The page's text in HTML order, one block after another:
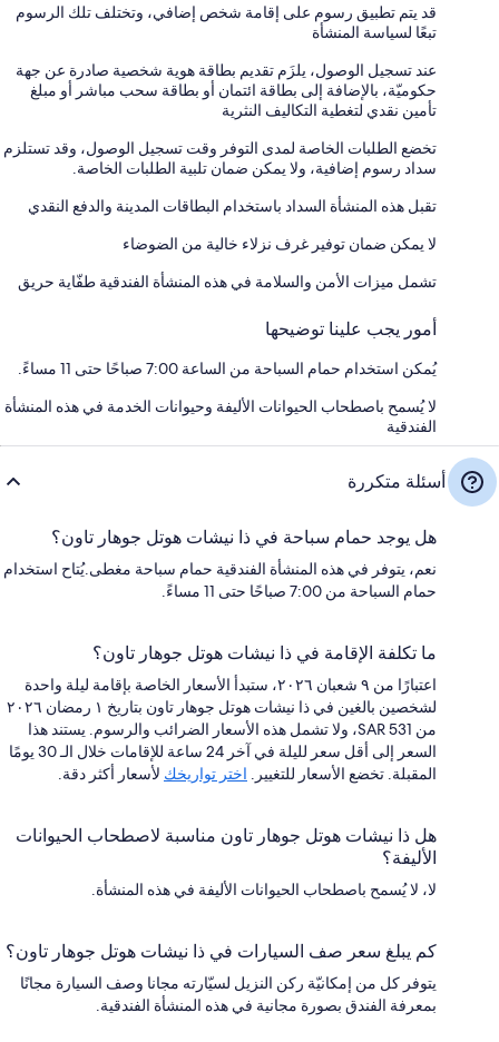
قد يتم تطبيق رسوم على إقامة شخص إضافي، وتختلف تلك الرسوم
تبعًا لسياسة المنشأة
عند تسجيل الوصول، يلزَم تقديم بطاقة هوية شخصية صادرة عن جهة
حكوميّة، بالإضافة إلى بطاقة ائتمان أو بطاقة سحب مباشر أو مبلغ
تأمين نقدي لتغطية التكاليف النثرية
تخضع الطلبات الخاصة لمدى التوفر وقت تسجيل الوصول، وقد تستلزم
سداد رسوم إضافية، ولا يمكن ضمان تلبية الطلبات الخاصة.
تقبل هذه المنشأة السداد باستخدام البطاقات المدينة والدفع النقدي
لا يمكن ضمان توفير غرف نزلاء خالية من الضوضاء
تشمل ميزات الأمن والسلامة في هذه المنشأة الفندقية طفّاية حريق
أمور يجب علينا توضيحها
يُمكن استخدام حمام السباحة من الساعة 7:00 صباحًا حتى 11 مساءً.
لا يُسمح باصطحاب الحيوانات الأليفة وحيوانات الخدمة في هذه المنشأة
الفندقية
أسئلة متكررة
هل يوجد حمام سباحة في ذا نيشات هوتل جوهار تاون؟
نعم، يتوفر في هذه المنشأة الفندقية حمام سباحة مغطى.يُتاح استخدام
حمام السباحة من 7:00 صباحًا حتى 11 مساءً.
ما تكلفة الإقامة في ذا نيشات هوتل جوهار تاون؟
اعتبارًا من ٩ شعبان ٢٠٢٦، ستبدأ الأسعار الخاصة بإقامة ليلة واحدة
لشخصين بالغين في ذا نيشات هوتل جوهار تاون بتاريخ ١ رمضان ٢٠٢٦
من SAR 531، ولا تشمل هذه الأسعار الضرائب والرسوم. يستند هذا
السعر إلى أقل سعر لليلة في آخر 24 ساعة للإقامات خلال الـ 30 يومًا
المقبلة. تخضع الأسعار للتغيير. اختر تواريخك لأسعار أكثر دقة.
هل ذا نيشات هوتل جوهار تاون مناسبة لاصطحاب الحيوانات
الأليفة؟
لا، لا يُسمح باصطحاب الحيوانات الأليفة في هذه المنشأة.
كم يبلغ سعر صف السيارات في ذا نيشات هوتل جوهار تاون؟
يتوفر كل من إمكانيّة ركن النزيل لسيّارته مجانا وصف السيارة مجانًا
بمعرفة الفندق بصورة مجانية في هذه المنشأة الفندقية.